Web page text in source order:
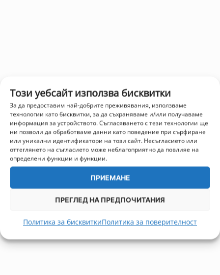
Този уебсайт използва бисквитки
За да предоставим най-добрите преживявания, използваме
технологии като бисквитки, за да съхраняваме и/или получаваме
информация за устройството. Съгласяването с тези технологии ще
ни позволи да обработваме данни като поведение при сърфиране
или уникални идентификатори на този сайт. Несъгласието или
оттеглянето на съгласието може неблагоприятно да повлияе на
определени функции и функции.
ПРИЕМАНЕ
ПРЕГЛЕД НА ПРЕДПОЧИТАНИЯ
Политика за бисквиткиПолитика за поверителност